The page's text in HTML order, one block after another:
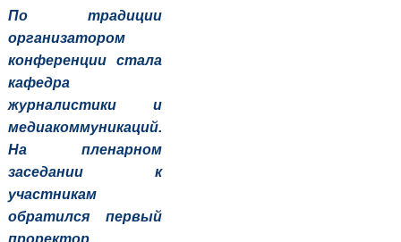
По традиции
организатором
конференции стала
кафедра
журналистики и
медиакоммуникаций.
На пленарном
заседании к
участникам
обратился первый
проректор